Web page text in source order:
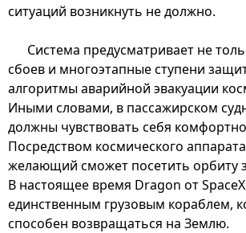
ситуаций возникнуть не должно.
Система предусматривает не
сбоев и многоэтапные ступени
алгоритмы аварийной эвакуации
Иными словами, в пассажирском
должны чувствовать себя
Посредством космического
желающий сможет посетить орбиту
В настоящее время Dragon от SpaceX
единственным грузовым кораблем,
способен возвращаться на Землю.